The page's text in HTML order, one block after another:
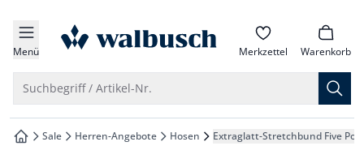
springen
springen
springen
springen
Menü zur Startseite Merkzettel Warenkorb
Suchbegriff / Artikel-Nr.
zur Startseite
Sale Herren-Angebote Hosen Extraglatt-Stretchbund Five